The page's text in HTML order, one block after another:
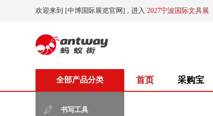
欢迎来到 [中博国际展览官网] , 进入 2027宁波国际文具展
全部产品分类
书写工具
首页 采购宝